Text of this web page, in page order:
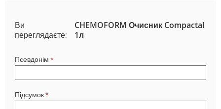
Ви
переглядаєте:
CHEMOFORM Очисник Compactal
1л
Псевдонім
Підсумок